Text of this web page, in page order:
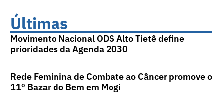
Últimas
Movimento Nacional ODS Alto Tietê define
prioridades da Agenda 2030
Rede Feminina de Combate ao Câncer promove o
11º Bazar do Bem em Mogi